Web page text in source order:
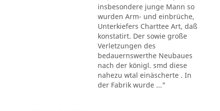
insbesondere junge Mann so
wurden Arm- und einbrüche,
Unterkiefers Charttee Art, daß
konstatirt. Der sowie große
Verletzungen des
bedauernswerthe Neubaues
nach der königl. smd diese
nahezu wtal einäscherte . In
der Fabrik wurde ..."